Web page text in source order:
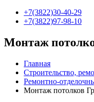
+7(3822)30-40-29
+7(3822)97-98-10
Монтаж
Главная
Строительство,
Ремонтно-
Монтаж потолков